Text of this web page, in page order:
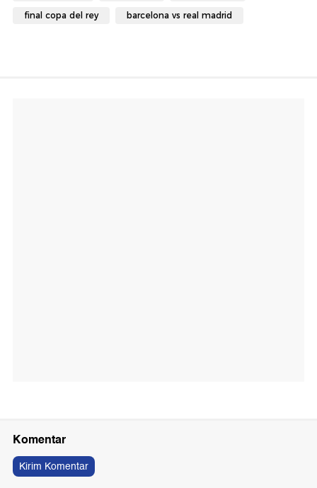
final copa del rey barcelona vs real madrid
Komentar
Kirim Komentar